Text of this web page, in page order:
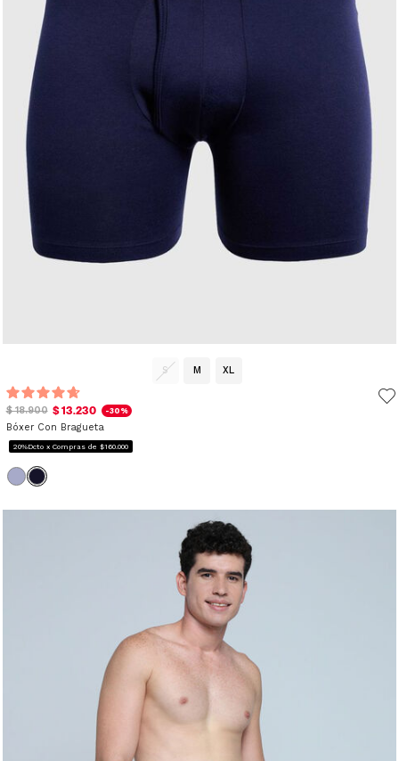
S M XL
$ 18.900 $ 13.230 -30%
Bóxer Con Bragueta
20%Dcto x Compras de $160.000